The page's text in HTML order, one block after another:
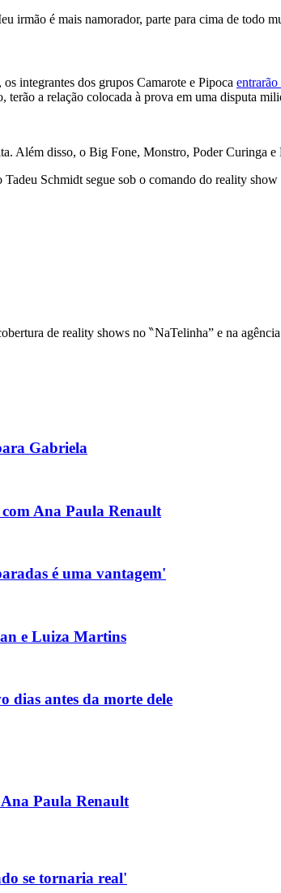
irmão é mais namorador, parte para cima de todo
integrantes dos grupos Camarote e Pipoca
a relação colocada à prova em uma disputa
Além disso, o Big Fone, Monstro, Poder Curinga
Tadeu Schmidt segue sob o comando do reality
de reality shows no ‶NaTelinha” e na
Gabriela
Ana Paula Renault
é uma vantagem'
e Luiza Martins
dias antes da morte dele
Paula Renault
se tornaria real'